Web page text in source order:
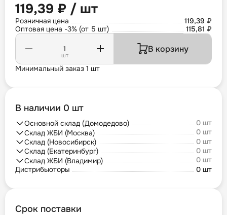
119,39 ₽ / шт
Розничная цена
119,39 ₽
Оптовая цена -3% (от 5 шт)
115,81 ₽
шт
В корзину
Минимальный заказ 1 шт
В наличии 0 шт
Основной склад (Домодедово)
0 шт
Склад ЖБИ (Москва)
0 шт
Склад (Новосибирск)
0 шт
Склад (Екатеринбург)
0 шт
Склад ЖБИ (Владимир)
0 шт
Дистрибьюторы
0 шт
Срок поставки